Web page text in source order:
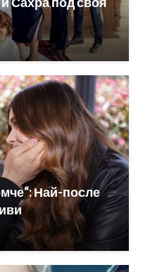
Най-после